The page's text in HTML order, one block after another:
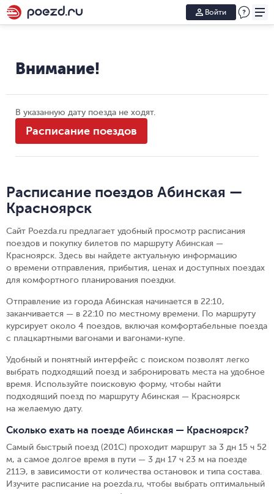
Войти
Внимание!
В указанную дату поезда не ходят.
Расписание поездов
Расписание поездов Абинская —
Красноярск
Сайт Poezda.ru предлагает удобный просмотр расписания
поездов и покупку билетов по маршруту Абинская —
Красноярск. Здесь вы найдете актуальную информацию
о времени отправления, прибытия, ценах и доступных поездах
для комфортного планирования поездки.
Отправление из города Абинская начинается в 22:10,
заканчивается — в 22:10 по местному времени. По маршруту
курсирует около 4 поездов, включая комфортабельные поезда
с плацкартными вагонами и вагонами-купе.
Удобный и понятный интерфейс с поиском позволят легко
выбрать подходящий поезд и забронировать места на удобное
время. Используйте поисковую форму, чтобы найти
подходящий поезд по маршруту Абинская — Красноярск
на желаемую дату.
Сколько ехать на поезде Абинская — Красноярск?
Самый быстрый поезд (201С) проходит маршрут за 3 дн 15 ч 52
м, а самое долгое время в пути — 3 дн 17 ч 23 м на поезде
211Э, в зависимости от количества остановок и типа состава.
Изучите расписание на poezda.ru, чтобы выбрать оптимальный